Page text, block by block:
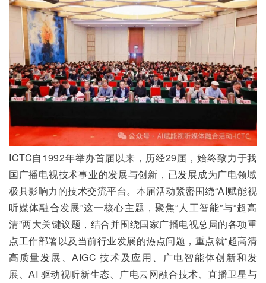
ICTC自1992年举办首届以来，历经29届，始终致力于我
国广播电视技术事业的发展与创新，已发展成为广电领域
极具影响力的技术交流平台。本届活动紧密围绕“AI赋能视
听媒体融合发展”这一核心主题，聚焦“人工智能”与“超高
清”两大关键议题，结合并围绕国家广播电视总局的各项重
点工作部署以及当前行业发展的热点问题，重点就“超高清
高质量发展、AIGC 技术及应用、广电智能体创新和发
展、AI 驱动视听新生态、广电云网融合技术、直播卫星与